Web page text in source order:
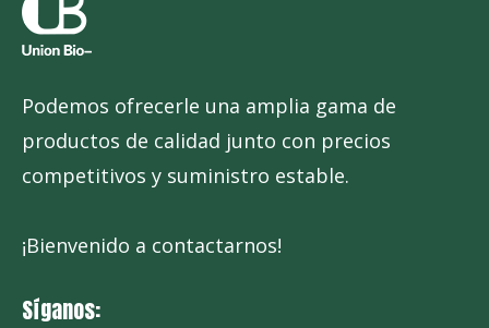
Podemos ofrecerle una amplia gama de
productos de calidad junto con precios
competitivos y suministro estable.
¡Bienvenido a contactarnos!
Síganos: